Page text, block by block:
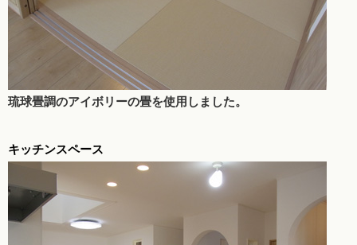
琉球畳調のアイボリーの畳を使用しました。
キッチンスペース